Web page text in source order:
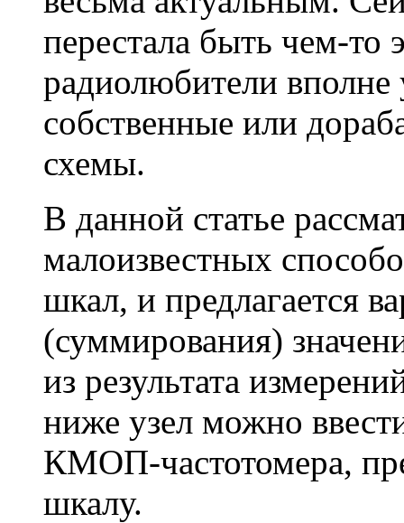
перестала быть чем-то
радиолюбители
собственные или
схемы.
В данной статье
малоизвестных
шкал, и предлагается
(суммирования)
из результата
ниже узел можно
КМОП-частотомера,
шкалу.